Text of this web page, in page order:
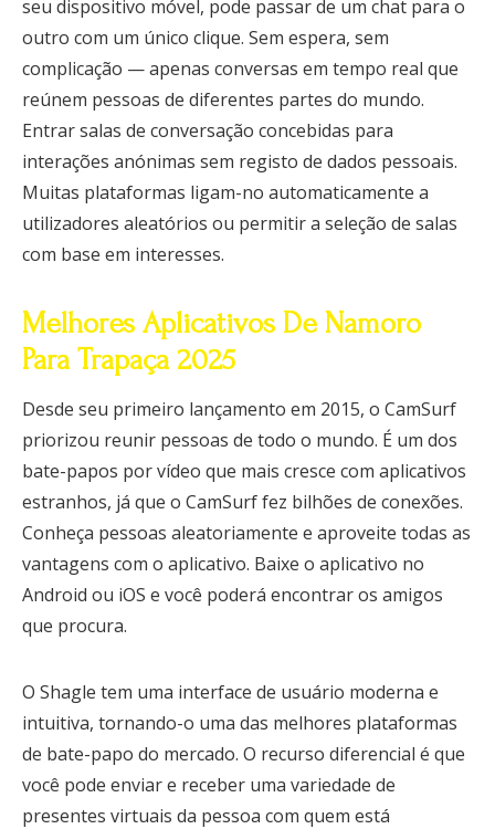
seu dispositivo móvel, pode passar de um chat para o
outro com um único clique. Sem espera, sem
complicação — apenas conversas em tempo real que
reúnem pessoas de diferentes partes do mundo.
Entrar salas de conversação concebidas para
interações anónimas sem registo de dados pessoais.
Muitas plataformas ligam-no automaticamente a
utilizadores aleatórios ou permitir a seleção de salas
com base em interesses.
Melhores Aplicativos De Namoro
Para Trapaça 2025
Desde seu primeiro lançamento em 2015, o CamSurf
priorizou reunir pessoas de todo o mundo. É um dos
bate-papos por vídeo que mais cresce com aplicativos
estranhos, já que o CamSurf fez bilhões de conexões.
Conheça pessoas aleatoriamente e aproveite todas as
vantagens com o aplicativo. Baixe o aplicativo no
Android ou iOS e você poderá encontrar os amigos
que procura.
O Shagle tem uma interface de usuário moderna e
intuitiva, tornando-o uma das melhores plataformas
de bate-papo do mercado. O recurso diferencial é que
você pode enviar e receber uma variedade de
presentes virtuais da pessoa com quem está